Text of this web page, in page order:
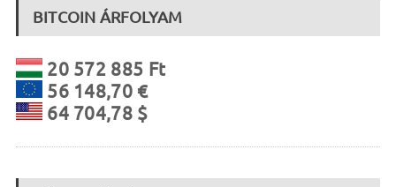
BITCOIN ÁRFOLYAM
20 572 885 Ft
56 148,70 €
64 704,78 $